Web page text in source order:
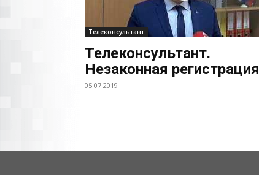
Телеконсультант
Телеконсультант.
Незаконная регистрация
05.07.2019